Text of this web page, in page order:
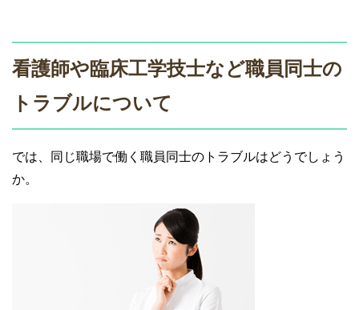
看護師や臨床工学技士など職員同士の
トラブルについて
では、同じ職場で働く職員同士のトラブルはどうでしょう
か。